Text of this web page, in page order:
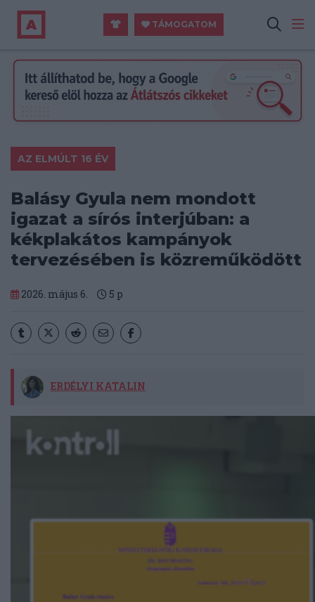
TÁMOGATOM
AZ ELMÚLT 16 ÉV
Balásy Gyula nem mondott
igazat a sírós interjúban: a
kékplakátos kampányok
tervezésében is közreműködött
2026. május 6. 5 p
ERDÉLYI KATALIN